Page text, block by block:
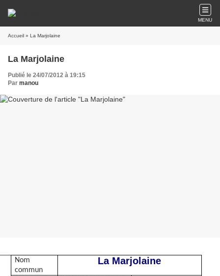
MENU
Accueil » La Marjolaine
La Marjolaine
Publié le 24/07/2012 à 19:15
Par manou
Nom
commun
La Marjolaine